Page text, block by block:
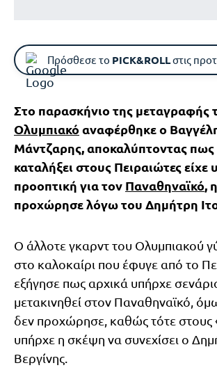
Πρόσθεσε το PICK&ROLLστις
Στο παρασκήνιο της μεταγραφής
Ολυμπιακό αναφέρθηκε ο
Μάντζαρης, αποκαλύπτοντας πως
καταλήξει στους Πειραιώτες είχε
προοπτική για τον Παναθηναϊκό,
προχώρησε λόγω του Δημήτρη
Ο άλλοτε γκαρντ του Ολυμπιακού
στο καλοκαίρι που έφυγε από το
εξήγησε πως αρχικά υπήρχε
μετακινηθεί στον Παναθηναϊκό,
δεν προχώρησε, καθώς τότε στους
υπήρχε η σκέψη να συνεχίσει ο
Βεργίνης.